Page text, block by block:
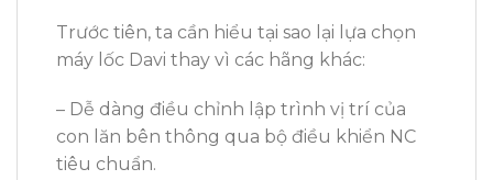
Trước tiên, ta cần hiểu tại sao lại lựa chọn
máy lốc Davi thay vì các hãng khác:
– Dễ dàng điều chỉnh lập trình vị trí của
con lăn bên thông qua bộ điều khiển NC
tiêu chuẩn.